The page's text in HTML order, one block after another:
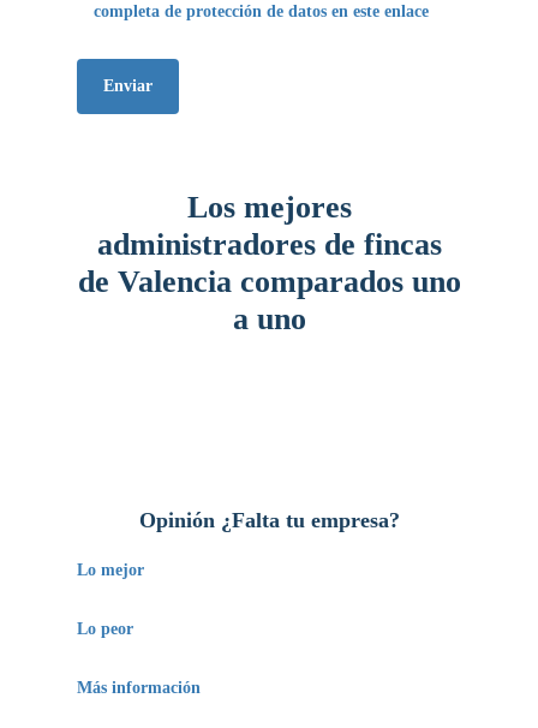
completa de protección de datos en este enlace
Los mejores
administradores de fincas
de Valencia comparados uno
a uno
Opinión ¿Falta tu empresa?
Lo mejor
Estamos deseando conocerlo.
Lo peor
–
Más información